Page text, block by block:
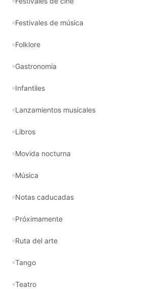
Festivales de música
Folklore
Gastronomía
Infantiles
Lanzamientos musicales
Libros
Movida nocturna
Música
Notas caducadas
Próximamente
Ruta del arte
Tango
Teatro